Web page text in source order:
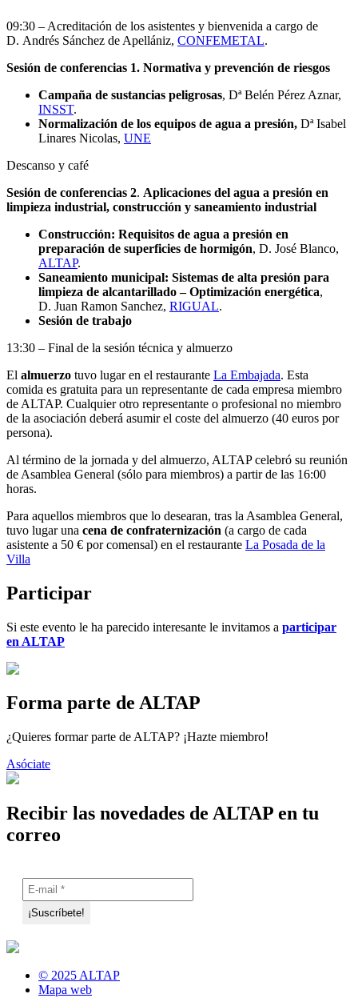
09:30 – Acreditación de los asistentes y bienvenida a cargo de
D. Andrés Sánchez de Apellániz, CONFEMETAL.
Sesión de conferencias 1. Normativa y prevención de riesgos
Campaña de sustancias peligrosas, Dª Belén Pérez Aznar,
INSST.
Normalización de los equipos de agua a presión, Dª Isabel
Linares Nicolas, UNE
Descanso y café
Sesión de conferencias 2. Aplicaciones del agua a presión en
limpieza industrial, construcción y saneamiento industrial
Construcción: Requisitos de agua a presión en
preparación de superficies de hormigón, D. José Blanco,
ALTAP.
Saneamiento municipal: Sistemas de alta presión para
limpieza de alcantarillado – Optimización energética,
D. Juan Ramon Sanchez, RIGUAL.
Sesión de trabajo
13:30 – Final de la sesión técnica y almuerzo
El almuerzo tuvo lugar en el restaurante La Embajada. Esta
comida es gratuita para un representante de cada empresa miembro
de ALTAP. Cualquier otro representante o profesional no miembro
de la asociación deberá asumir el coste del almuerzo (40 euros por
persona).
Al término de la jornada y del almuerzo, ALTAP celebró su reunión
de Asamblea General (sólo para miembros) a partir de las 16:00
horas.
Para aquellos miembros que lo desearan, tras la Asamblea General,
tuvo lugar una cena de confraternización (a cargo de cada
asistente a 50 € por comensal) en el restaurante La Posada de la
Villa
Participar
Si este evento le ha parecido interesante le invitamos a participar
en ALTAP
Forma parte de ALTAP
¿Quieres formar parte de ALTAP? ¡Hazte miembro!
Asóciate
Recibir las novedades de ALTAP en tu
correo
© 2025 ALTAP
Mapa web